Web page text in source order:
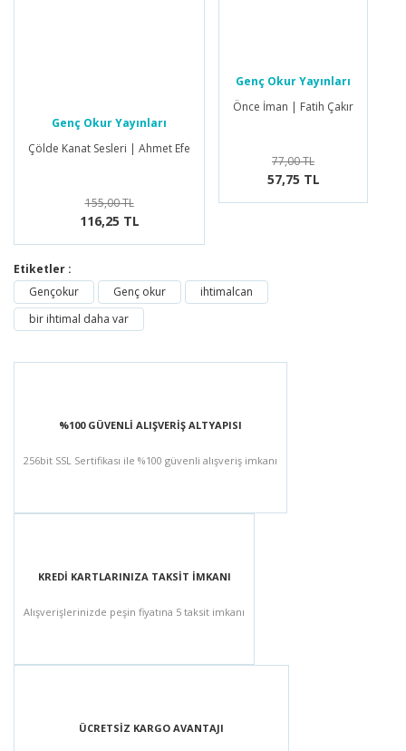
Genç Okur Yayınları
Çölde Kanat Sesleri | Ahmet Efe
155,00 TL
116,25 TL
Genç Okur Yayınları
Önce İman | Fatih Çakır
77,00 TL
57,75 TL
Etiketler :
Gençokur
Genç okur
ihtimalcan
bir ihtimal daha var
%100 GÜVENLİ ALIŞVERİŞ ALTYAPISI
256bit SSL Sertifikası ile %100 güvenli alışveriş imkanı
KREDİ KARTLARINIZA TAKSİT İMKANI
Alışverişlerinizde peşin fiyatına 5 taksit imkanı
ÜCRETSİZ KARGO AVANTAJI